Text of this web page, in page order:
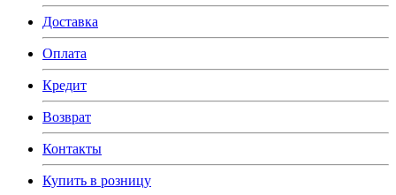
Доставка
Оплата
Кредит
Возврат
Контакты
Купить в розницу